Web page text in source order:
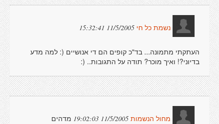
נשמת כל חי 11/5/2005 15:32:41
העתקתי מתמונה... בד"כ קופים הם די אנושיים (: למה מדע
בדיוני?! ואיך מוכר? תודה על התגובות.. (:
מחול הנשמות 11/5/2005 19:02:03 מדהים